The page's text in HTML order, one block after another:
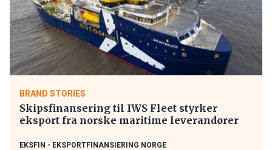
BRAND STORIES
Skipsfinansering til IWS Fleet styrker
eksport fra norske maritime leverandører
EKSFIN - EKSPORTFINANSIERING NORGE